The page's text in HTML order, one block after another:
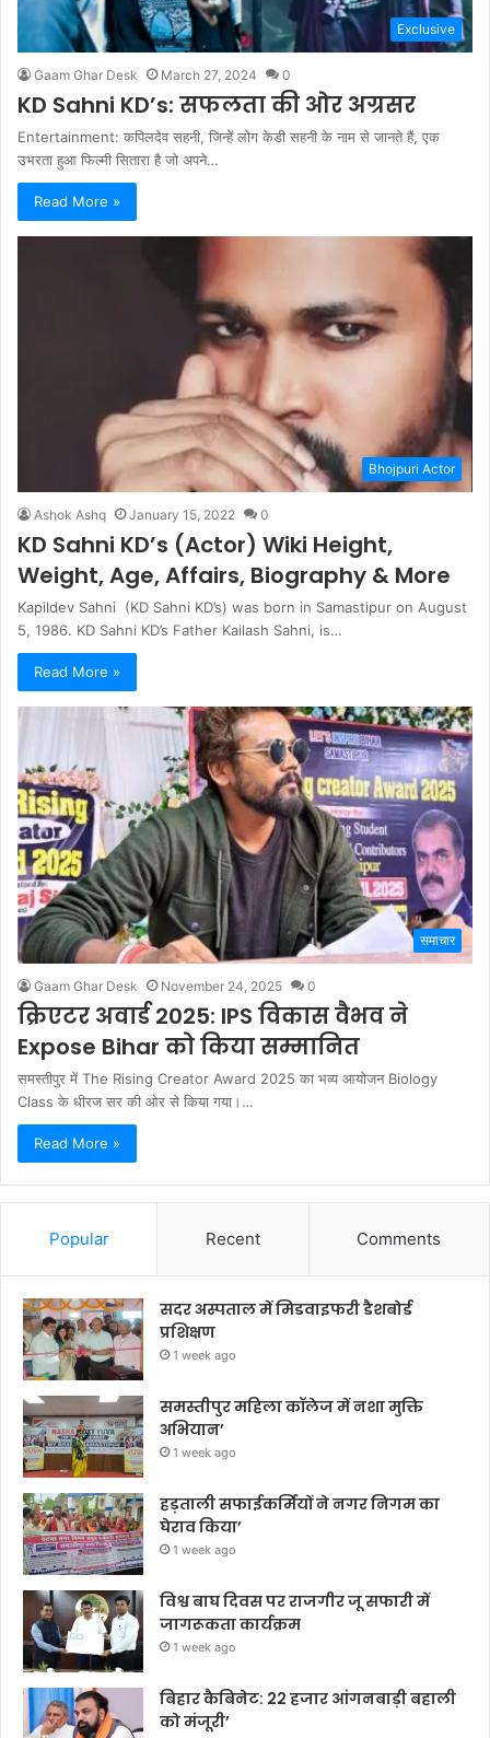
Exclusive
Gaam Ghar Desk March 27, 2024 0
KD Sahni KD’s: सफलता की ओर अग्रसर
Entertainment: कपिलदेव सहनी, जिन्हें लोग केडी सहनी के नाम से जानते हैं, एक
उभरता हुआ फिल्मी सितारा है जो अपने…
Read More »
Bhojpuri Actor
Ashok Ashq January 15, 2022 0
KD Sahni KD’s (Actor) Wiki Height,
Weight, Age, Affairs, Biography & More
Kapildev Sahni (KD Sahni KD’s) was born in Samastipur on August
5, 1986. KD Sahni KD’s Father Kailash Sahni, is…
Read More »
समाचार
Gaam Ghar Desk November 24, 2025 0
क्रिएटर अवार्ड 2025: IPS विकास वैभव ने
Expose Bihar को किया सम्मानित
समस्तीपुर में The Rising Creator Award 2025 का भव्य आयोजन Biology
Class के धीरज सर की ओर से किया गया।…
Read More »
Popular Recent Comments
सदर अस्पताल में मिडवाइफरी डैशबोर्ड
प्रशिक्षण
1 week ago
समस्तीपुर महिला कॉलेज में नशा मुक्ति
अभियान’
1 week ago
हड़ताली सफाईकर्मियों ने नगर निगम का
घेराव किया’
1 week ago
विश्व बाघ दिवस पर राजगीर जू सफारी में
जागरूकता कार्यक्रम
1 week ago
बिहार कैबिनेट: 22 हजार आंगनबाड़ी बहाली
को मंजूरी’